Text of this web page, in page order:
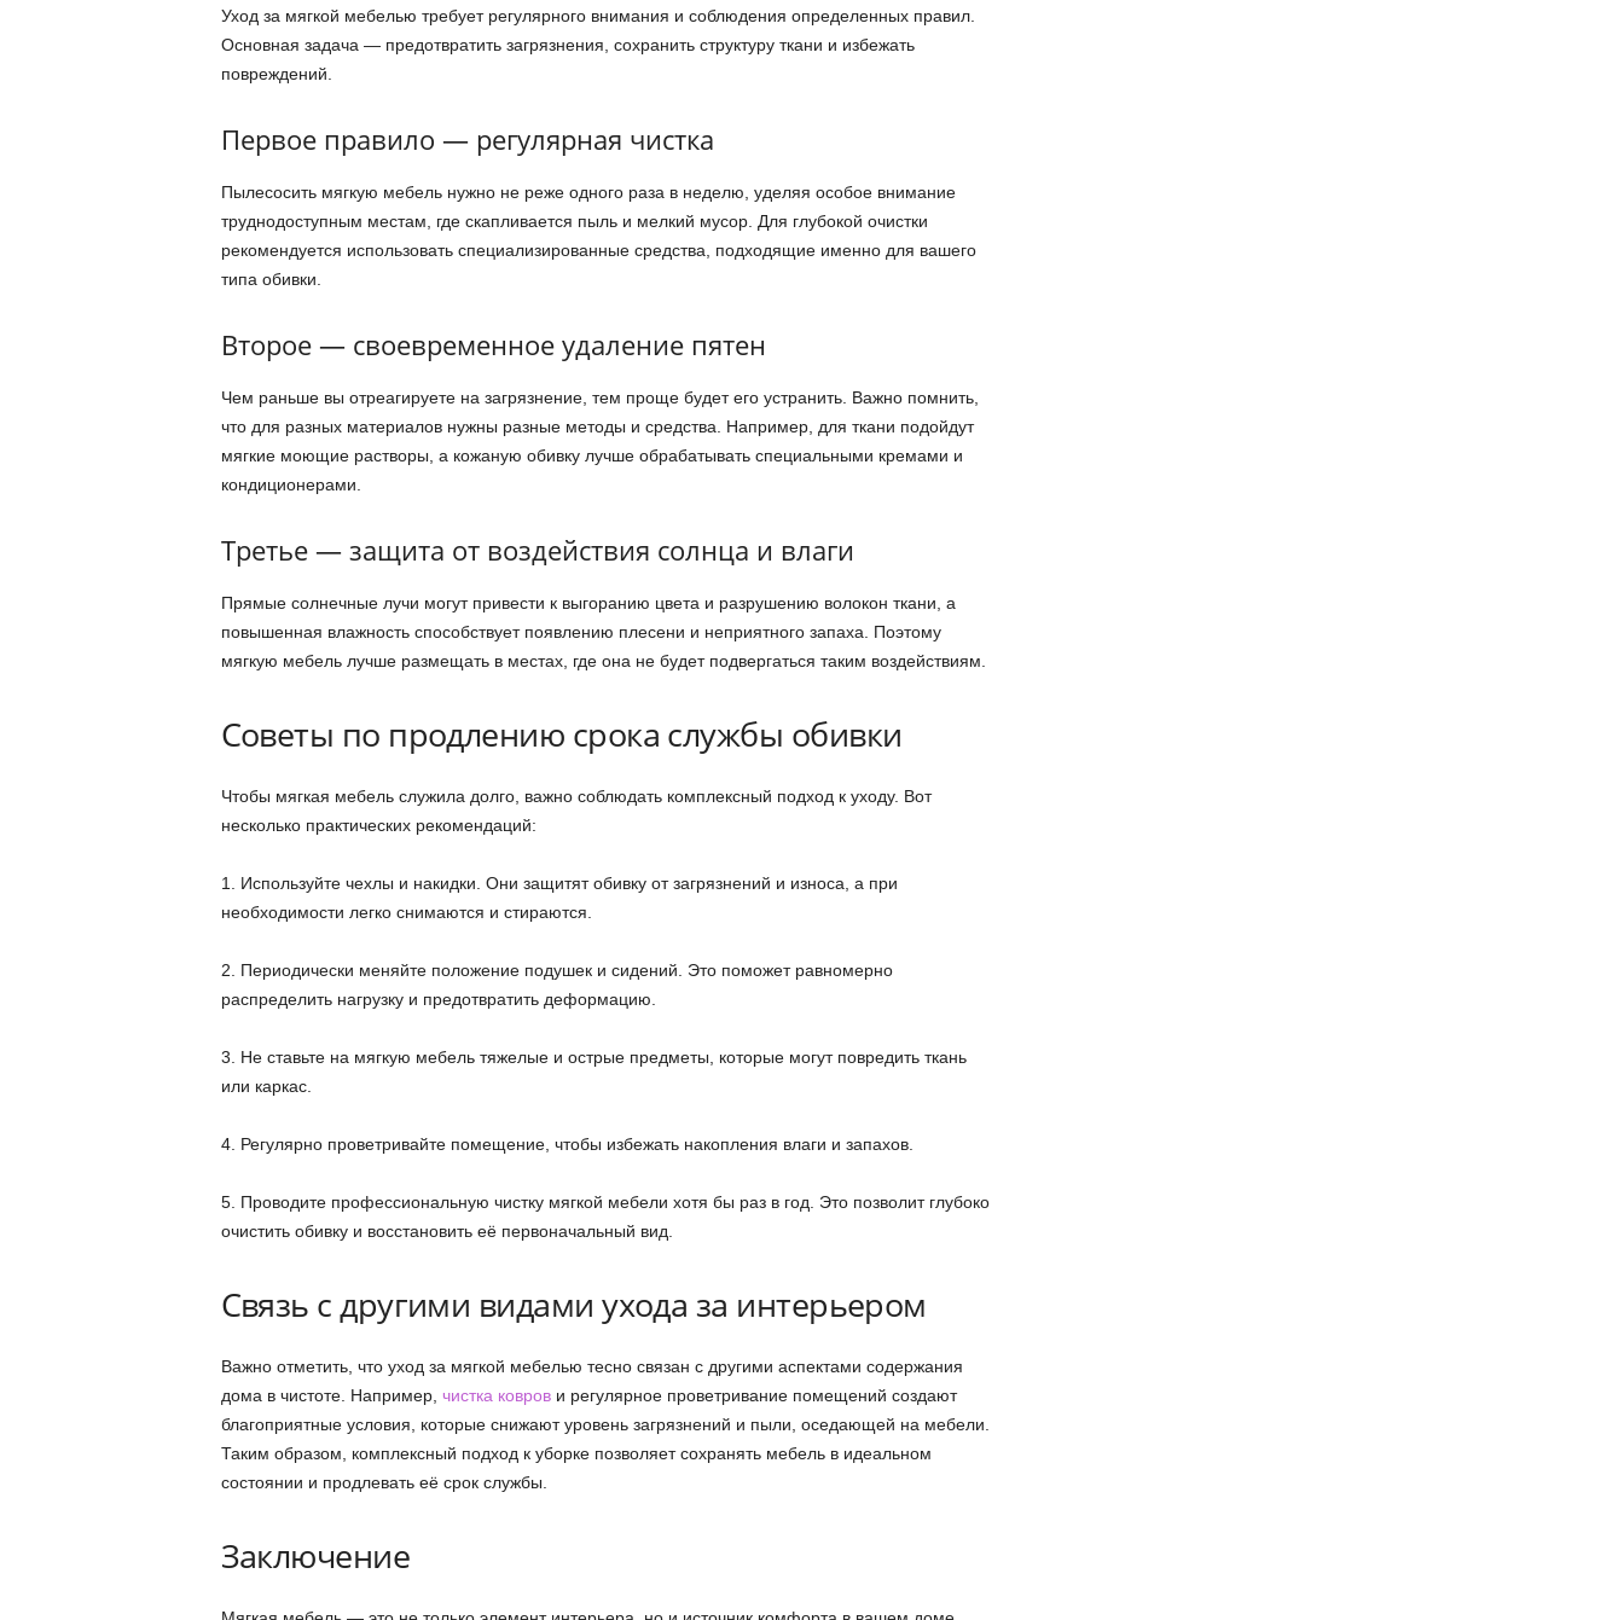
Уход за мягкой мебелью требует регулярного внимания и соблюдения определенных правил.
Основная задача — предотвратить загрязнения, сохранить структуру ткани и избежать
повреждений.
Первое правило — регулярная чистка
Пылесосить мягкую мебель нужно не реже одного раза в неделю, уделяя особое внимание
труднодоступным местам, где скапливается пыль и мелкий мусор. Для глубокой очистки
рекомендуется использовать специализированные средства, подходящие именно для вашего
типа обивки.
Второе — своевременное удаление пятен
Чем раньше вы отреагируете на загрязнение, тем проще будет его устранить. Важно помнить,
что для разных материалов нужны разные методы и средства. Например, для ткани подойдут
мягкие моющие растворы, а кожаную обивку лучше обрабатывать специальными кремами и
кондиционерами.
Третье — защита от воздействия солнца и влаги
Прямые солнечные лучи могут привести к выгоранию цвета и разрушению волокон ткани, а
повышенная влажность способствует появлению плесени и неприятного запаха. Поэтому
мягкую мебель лучше размещать в местах, где она не будет подвергаться таким воздействиям.
Советы по продлению срока службы обивки
Чтобы мягкая мебель служила долго, важно соблюдать комплексный подход к уходу. Вот
несколько практических рекомендаций:
1. Используйте чехлы и накидки. Они защитят обивку от загрязнений и износа, а при
необходимости легко снимаются и стираются.
2. Периодически меняйте положение подушек и сидений. Это поможет равномерно
распределить нагрузку и предотвратить деформацию.
3. Не ставьте на мягкую мебель тяжелые и острые предметы, которые могут повредить ткань
или каркас.
4. Регулярно проветривайте помещение, чтобы избежать накопления влаги и запахов.
5. Проводите профессиональную чистку мягкой мебели хотя бы раз в год. Это позволит глубоко
очистить обивку и восстановить её первоначальный вид.
Связь с другими видами ухода за интерьером
Важно отметить, что уход за мягкой мебелью тесно связан с другими аспектами содержания
дома в чистоте. Например, чистка коврови регулярное проветривание помещений создают
благоприятные условия, которые снижают уровень загрязнений и пыли, оседающей на мебели.
Таким образом, комплексный подход к уборке позволяет сохранять мебель в идеальном
состоянии и продлевать её срок службы.
Заключение